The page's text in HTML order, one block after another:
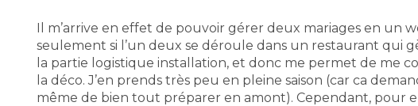
Il m’arrive en effet de pouvoir gérer deux mariages en un
seulement si l’un deux se déroule dans un restaurant qui
la partie logistique installation, et donc me permet de me
la déco. J’en prends très peu en pleine saison (car ca
même de bien tout préparer en amont). Cependant, pour